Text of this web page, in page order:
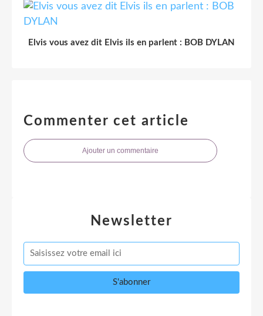
Elvis vous avez dit Elvis ils en parlent : BOB DYLAN
Commenter cet article
Ajouter un commentaire
Newsletter